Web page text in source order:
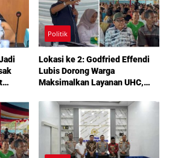
Politik
Lokasi ke 2: Godfried Effendi
Lubis Dorong Warga
Maksimalkan Layanan UHC,
Pendidikan Mengemuka dalam
Reses Medan Amplas